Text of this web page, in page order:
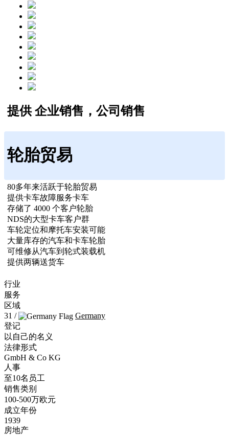
提供 企业销售，公司销售
轮胎贸易
80多年来活跃于轮胎贸易
提供卡车故障服务卡车
存储了 4000 个客户轮胎
NDS的大型卡车客户群
车轮定位和摩托车安装可能
大量库存的汽车和卡车轮胎
可维修从汽车到轮式装载机
提供两辆送货车
行业
服务
区域
31 /
Germany
登记
以自己的名义
法律形式
GmbH & Co KG
人事
至10名员工
销售类别
100-500万欧元
成立年份
1939
房地产